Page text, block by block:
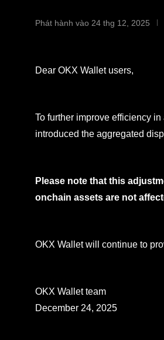
Phát hành vào 24 thg 12, 2025
Dear OKX Wallet users,
To further improve efficiency
introduced the aggregated
Please note that this
onchain assets are not
OKX Wallet will continue to
OKX Wallet team
December 24, 2025